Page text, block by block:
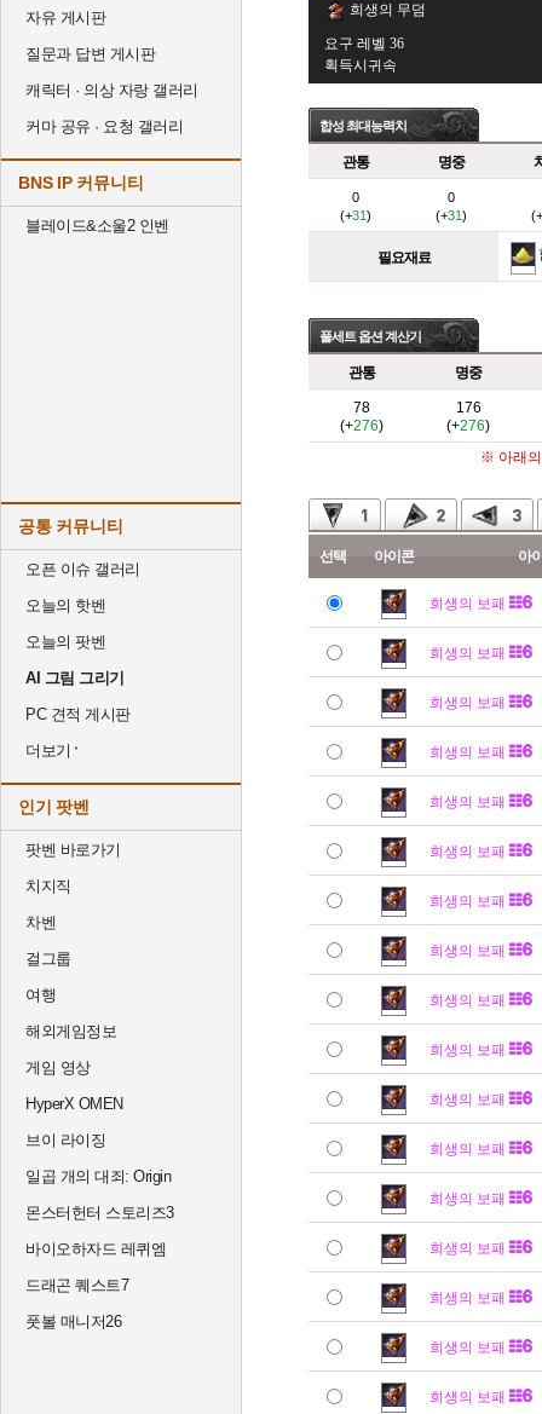
자유 게시판
질문과 답변 게시판
캐릭터 · 의상 자랑 갤러리
커마 공유 · 요청 갤러리
BNS IP 커뮤니티
블레이드&소울2 인벤
공통 커뮤니티
오픈 이슈 갤러리
오늘의 핫벤
오늘의 팟벤
AI 그림 그리기
PC 견적 게시판
더보기
인기 팟벤
팟벤 바로가기
치지직
차벤
걸그룹
여행
해외게임정보
게임 영상
HyperX OMEN
브이 라이징
일곱 개의 대죄: Origin
몬스터헌터 스토리즈3
바이오하자드 레퀴엠
드래곤 퀘스트7
풋볼 매니저26
희생의 무덤
요구 레벨 36
획득시귀속
합성 최대능력치
관통 명중
0
(+31)
0
(+31) (+
필요재료
풀세트 옵션 계산기
관통 명중
78
(+276)
176
(+276)
※ 아래의
선택 아이콘 아
희생의 보패
희생의 보패
희생의 보패
희생의 보패
희생의 보패
희생의 보패
희생의 보패
희생의 보패
희생의 보패
희생의 보패
희생의 보패
희생의 보패
희생의 보패
희생의 보패
희생의 보패
희생의 보패
희생의 보패